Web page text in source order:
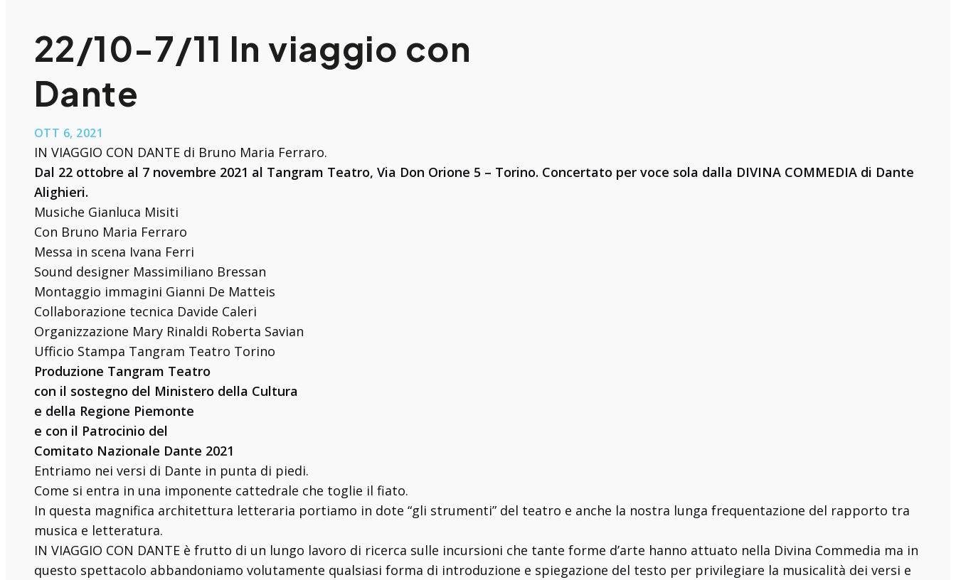
22/10-7/11 In viaggio con
Dante
OTT 6, 2021
IN VIAGGIO CON DANTE di Bruno Maria Ferraro.
Dal 22 ottobre al 7 novembre 2021 al Tangram Teatro, Via Don Orione 5 – Torino. Concertato per voce sola dalla DIVINA COMMEDIA di Dante
Alighieri.
Musiche Gianluca Misiti
Con Bruno Maria Ferraro
Messa in scena Ivana Ferri
Sound designer Massimiliano Bressan
Montaggio immagini Gianni De Matteis
Collaborazione tecnica Davide Caleri
Organizzazione Mary Rinaldi Roberta Savian
Ufficio Stampa Tangram Teatro Torino
Produzione Tangram Teatro
con il sostegno del Ministero della Cultura
e della Regione Piemonte
e con il Patrocinio del
Comitato Nazionale Dante 2021
Entriamo nei versi di Dante in punta di piedi.
Come si entra in una imponente cattedrale che toglie il fiato.
In questa magnifica architettura letteraria portiamo in dote “gli strumenti” del teatro e anche la nostra lunga frequentazione del rapporto tra
musica e letteratura.
IN VIAGGIO CON DANTE è frutto di un lungo lavoro di ricerca sulle incursioni che tante forme d’arte hanno attuato nella Divina Commedia ma in
questo spettacolo abbandoniamo volutamente qualsiasi forma di introduzione e spiegazione del testo per privilegiare la musicalità dei versi e